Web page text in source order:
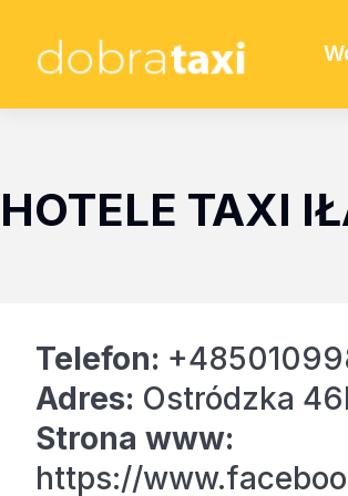
HOTELE TAXI
Telefon:
Adres: Ostródzka
Strona www:
https://